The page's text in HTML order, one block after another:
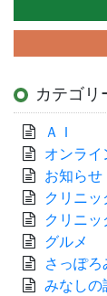
カテゴリ
ＡＩ
オンライ
お知らせ
クリニ
クリニッ
グルメ
さっぽ
みなしの